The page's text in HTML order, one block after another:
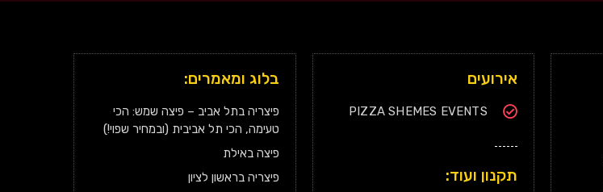
אירועים
PIZZA SHEMES EVENTS
תקנון ועוד:
בלוג ומאמרים:
פיצריה בתל אביב – פיצה שמש: הכי
טעימה, הכי תל אביבית (ובמחיר שפוי!)
פיצה באילת
פיצריה בראשון לציון